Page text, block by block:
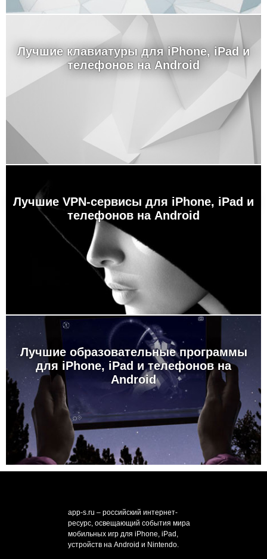
Лучшие клавиатуры для iPhone, iPad и
телефонов на Android
Лучшие VPN-сервисы для iPhone, iPad и
телефонов на Android
Лучшие образовательные программы
для iPhone, iPad и телефонов на
Android
app-s.ru – российский интернет-
ресурс, освещающий события мира
мобильных игр для iPhone, iPad,
устройств на Android и Nintendo.